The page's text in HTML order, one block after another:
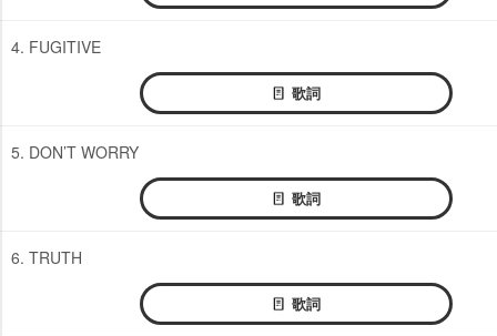
4. FUGITIVE
歌詞
5. DON’T WORRY
歌詞
6. TRUTH
歌詞